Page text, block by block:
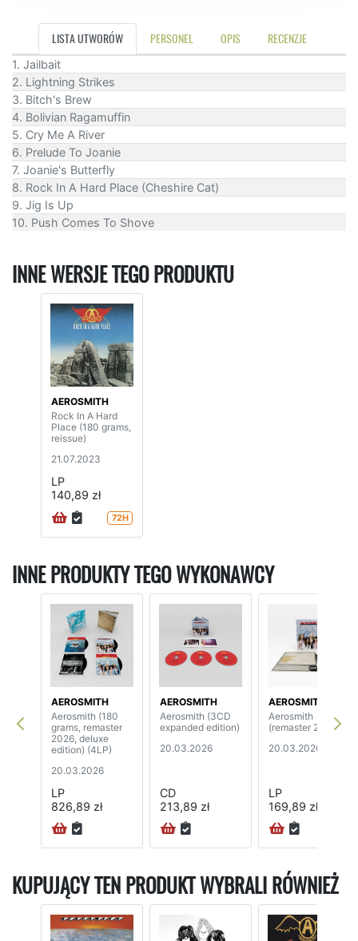
LISTA UTWORÓW PERSONEL OPIS RECENZJE
1. Jailbait
2. Lightning Strikes
3. Bitch's Brew
4. Bolivian Ragamuffin
5. Cry Me A River
6. Prelude To Joanie
7. Joanie's Butterfly
8. Rock In A Hard Place (Cheshire Cat)
9. Jig Is Up
10. Push Comes To Shove
INNE WERSJE TEGO PRODUKTU
AEROSMITH
Rock In A Hard
Place (180 grams,
reissue)
21.07.2023
LP
140,89 zł
72H
INNE PRODUKTY TEGO WYKONAWCY
AEROSMITH
Aerosmith (180
grams, remaster
2026, deluxe
edition) (4LP)
20.03.2026
LP
826,89 zł
AEROSMITH
Aerosmith (3CD
expanded edition)
20.03.2026
CD
213,89 zł
AEROSMITH
Aerosmith
(remaster 2026)
20.03.2026
LP
169,89 zł
KUPUJĄCY TEN PRODUKT WYBRALI RÓWNIEŻ